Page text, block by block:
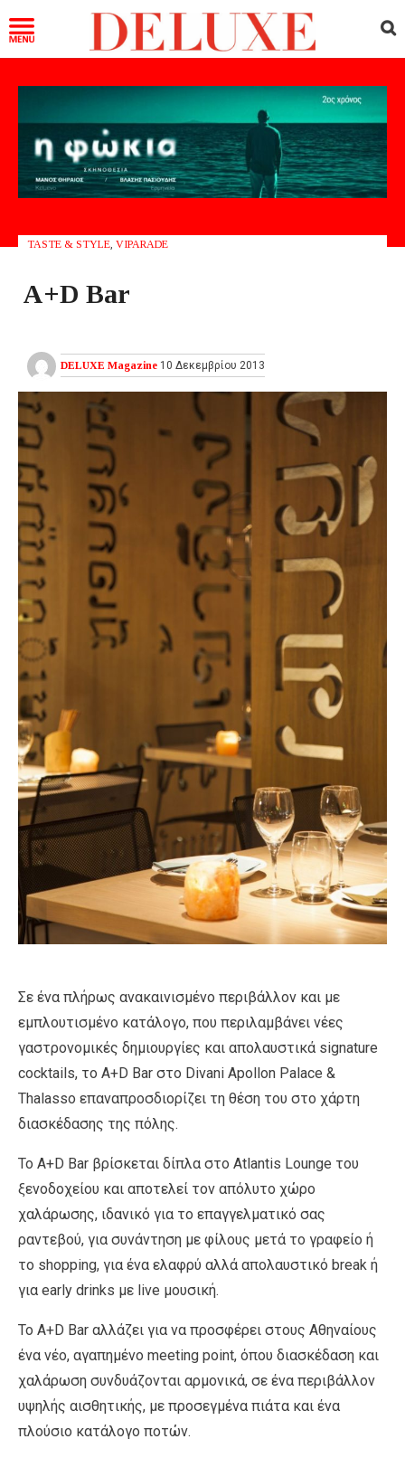
TASTE & STYLE VIPARADE
A+D Bar
DELUXE Magazine 10 Δεκεμβρίου 2013
Σε ένα πλήρως ανακαινισμένο περιβάλλον και με
εμπλουτισμένο κατάλογο, που περιλαμβάνει νέες
γαστρονομικές δημιουργίες και απολαυστικά signature
cocktails, το A+D Bar στο Divani Apollon Palace &
Thalasso επαναπροσδιορίζει τη θέση του στο χάρτη
διασκέδασης της πόλης.
Το A+D Bar βρίσκεται δίπλα στο Atlantis Lounge του
ξενοδοχείου και αποτελεί τον απόλυτο χώρο
χαλάρωσης, ιδανικό για το επαγγελματικό σας
ραντεβού, για συνάντηση με φίλους μετά το γραφείο ή
το shopping, για ένα ελαφρύ αλλά απολαυστικό break ή
για early drinks με live μουσική.
Το A+D Bar αλλάζει για να προσφέρει στους Αθηναίους
ένα νέο, αγαπημένο meeting point, όπου διασκέδαση και
χαλάρωση συνδυάζονται αρμονικά, σε ένα περιβάλλον
υψηλής αισθητικής, με προσεγμένα πιάτα και ένα
πλούσιο κατάλογο ποτών.